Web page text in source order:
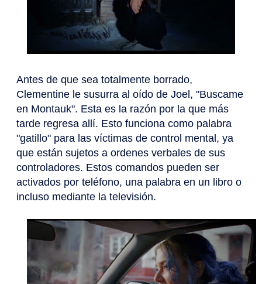
Antes de que sea totalmente borrado,
Clementine le susurra al oído de Joel, "Buscame
en Montauk". Esta es la razón por la que más
tarde regresa allí. Esto funciona como palabra
"gatillo" para las víctimas de control mental, ya
que están sujetos a ordenes verbales de sus
controladores. Estos comandos pueden ser
activados por teléfono, una palabra en un libro o
incluso mediante la televisión.